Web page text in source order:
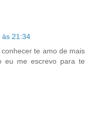
às 21:34
te amo de mais
eu me escrevo para te